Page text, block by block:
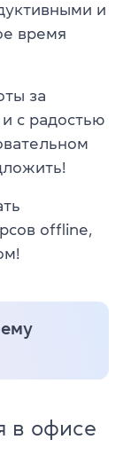
и
время
за
с радостью
offline,
в офисе